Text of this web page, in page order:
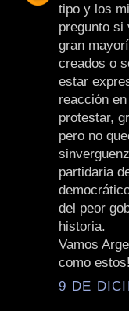
tipo y los
pregunto si
gran
creados o
estar
reacción
protestar,
pero no
partidaria
del peor
historia.
Vamos
como
9 DE